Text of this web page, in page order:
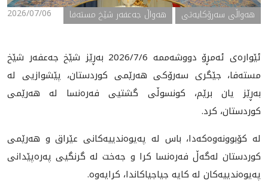
2026/07/06 ھەواڵی سەرۆکایەتی هەواڵ جەعفەر شێخ مستەفا
ئێوارەی ئەمڕۆ دووشەممە 2026/7/6 بەڕێز شێخ جەعفەر شێخ
مستەفا، جێگری سەرۆکی هەرێمی کوردستان، پێشوازیی لە
بەڕێز یان برێم، کونسوڵی گشتیی فەرەنسا لە هەرێمی
کوردستان، کرد.
لە کۆبوونەوەکەدا، باس لە په‌يوه‌ندييه‌كانى عێراق و هەرێمی
کوردستان لەگەڵ فەرەنسا کرا و جەخت لە گرنگیی پەرەپێدانی
پەیوەندییەکان لە کایە جیاجیاکاندا، کرایەوە.